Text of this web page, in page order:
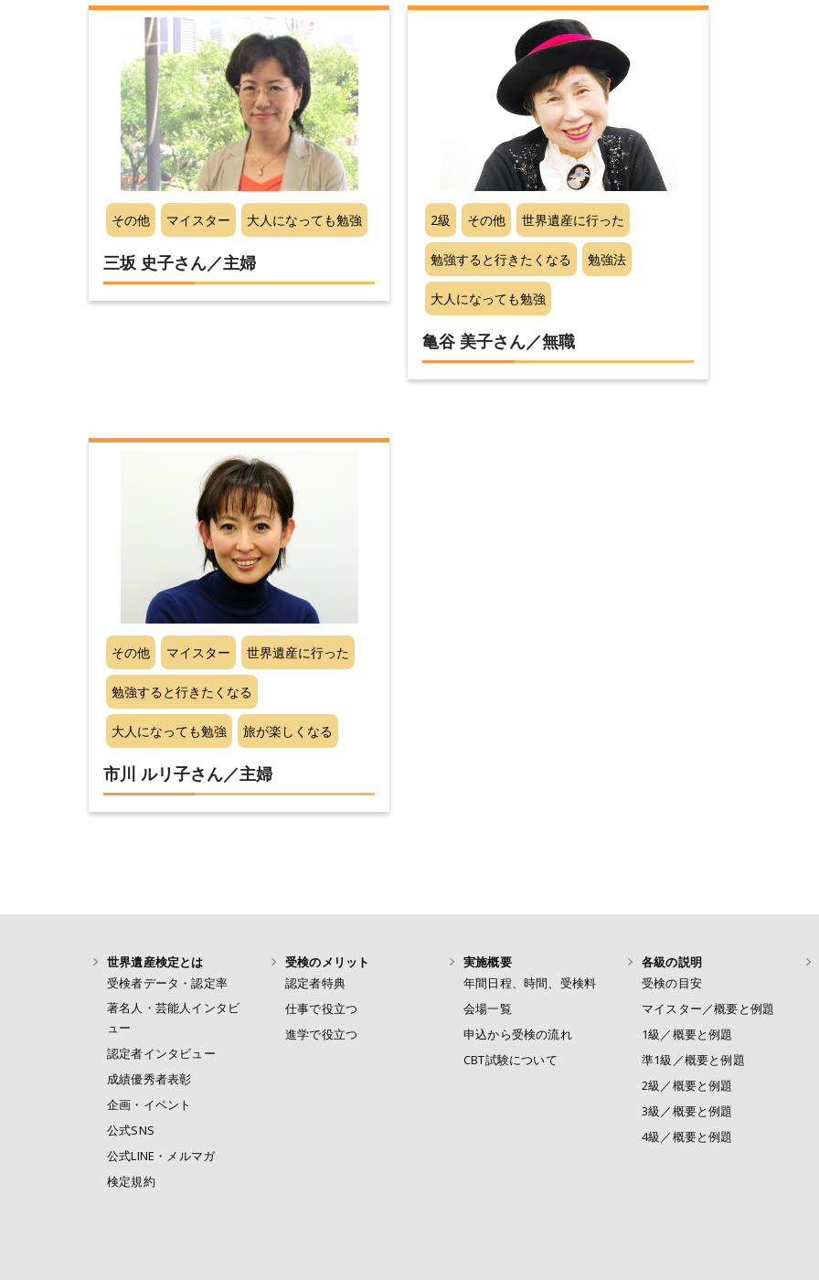
その他 マイスター 大人になっても勉強
三坂 史子さん／主婦
2級 その他 世界遺産に行った
勉強すると行きたくなる 勉強法
大人になっても勉強
亀谷 美子さん／無職
その他 マイスター 世界遺産に行った
勉強すると行きたくなる
大人になっても勉強 旅が楽しくなる
市川 ルリ子さん／主婦
世界遺産検定とは
受検者データ・認定率
著名人・芸能人インタビ
ュー
認定者インタビュー
成績優秀者表彰
企画・イベント
公式SNS
公式LINE・メルマガ
検定規約
受検のメリット
認定者特典
仕事で役立つ
進学で役立つ
実施概要
年間日程、時間、受検料
会場一覧
申込から受検の流れ
CBT試験について
各級の説明
受検の目安
マイスター／概要と例題
1級／概要と例題
準1級／概要と例題
2級／概要と例題
3級／概要と例題
4級／概要と例題